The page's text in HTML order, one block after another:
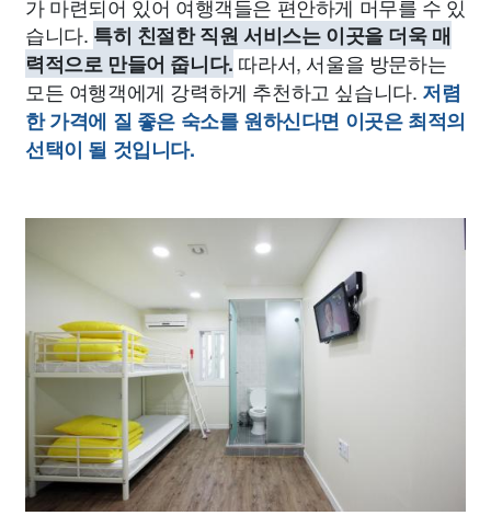
가 마련되어 있어 여행객들은 편안하게 머무를 수 있
습니다. 특히 친절한 직원 서비스는 이곳을 더욱 매
력적으로 만들어 줍니다. 따라서, 서울을 방문하는
모든 여행객에게 강력하게 추천하고 싶습니다. 저렴
한 가격에 질 좋은 숙소를 원하신다면 이곳은 최적의
선택이 될 것입니다.